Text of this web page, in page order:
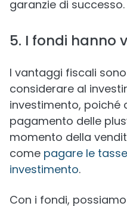
garanzie di successo.
5. I fondi hanno
I vantaggi fiscali
considerare al
investimento, poiché
pagamento delle
momento della
come pagare le
investimento.
Con i fondi,